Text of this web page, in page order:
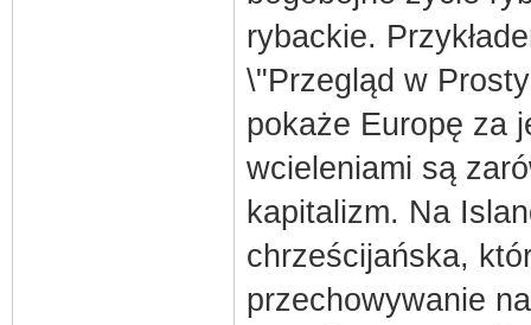
rybackie.
\"Przegląd w
pokaże Europę za
wcieleniami są
kapitalizm. Na
chrześcijańska,
przechowywanie